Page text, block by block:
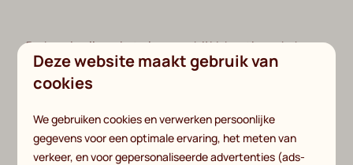
De bon is alleen in te leveren bij Vakantiepark de
Witte Berg, niet bij de horeca van Bie Heintje.
* Kijk voor de overige voorwaarden bij dealgemene
voorwaarden
Deze website maakt gebruik van
cookies
We gebruiken cookies en verwerken persoonlijke
gegevens voor een optimale ervaring, het meten van
verkeer, en voor gepersonaliseerde advertenties (ads-